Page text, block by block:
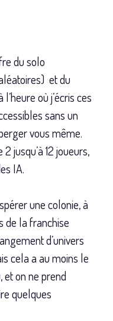
du solo
et du
où j’écris ces
sans un
vous même.
jusqu’à 12 joueurs,
IA.
une colonie, à
de la franchise
d’univers
cela a au moins le
et on ne prend
quelques